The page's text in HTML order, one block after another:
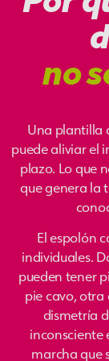
no
Una plantilla
puede aliviar el
plazo. Lo que
que genera la
El espolón
individuales.
pueden tener
pie cavo,
dismetría
inconsciente
marcha que